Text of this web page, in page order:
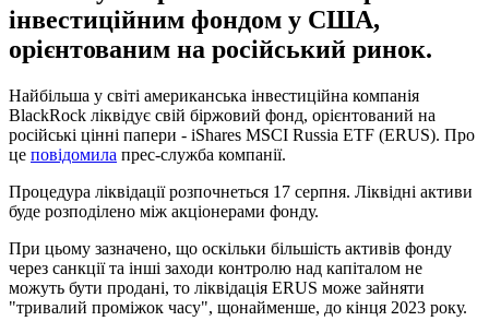
інвестиційним фондом у США,
орієнтованим на російський ринок.
Найбільша у світі американська інвестиційна компанія
BlackRock ліквідує свій біржовий фонд, орієнтований на
російські цінні папери - iShares MSCI Russia ETF (ERUS). Про
це повідомила прес-служба компанії.
Процедура ліквідації розпочнеться 17 серпня. Ліквідні активи
буде розподілено між акціонерами фонду.
При цьому зазначено, що оскільки більшість активів фонду
через санкції та інші заходи контролю над капіталом не
можуть бути продані, то ліквідація ERUS може зайняти
"тривалий проміжок часу", щонайменше, до кінця 2023 року.